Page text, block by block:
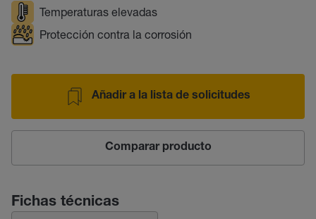
Temperaturas elevadas
Protección contra la corrosión
Añadir a la lista de solicitudes
Comparar producto
Fichas técnicas